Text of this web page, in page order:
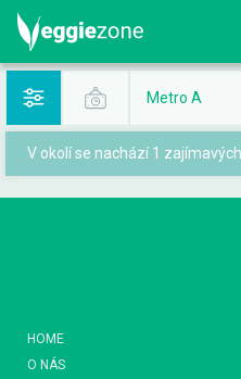
Metro A
V okolí se nachází 1
HOME
O NÁS